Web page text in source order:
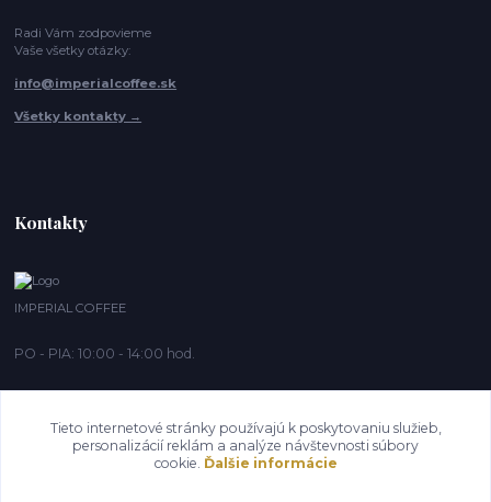
Radi Vám zodpovieme
Vaše všetky otázky:
info@imperialcoffee.sk
Všetky kontakty →
Kontakty
IMPERIAL COFFEE
PO - PIA: 10:00 - 14:00 hod.
Tieto internetové stránky používajú k poskytovaniu služieb,
personalizácií reklám a analýze návštevnosti súbory
cookie. Ďalšie informácie